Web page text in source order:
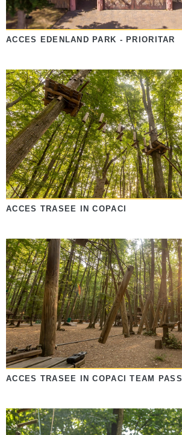
ACCES EDENLAND PARK - PRIORITAR
ACCES TRASEE IN COPACI
ACCES TRASEE IN COPACI TEAM PASS